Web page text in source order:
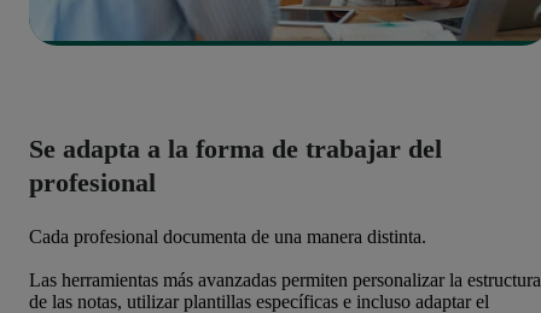
Se adapta a la forma de trabajar del
profesional
Cada profesional documenta de una manera distinta.
Las herramientas más avanzadas permiten personalizar la estructura
de las notas, utilizar plantillas específicas e incluso adaptar el